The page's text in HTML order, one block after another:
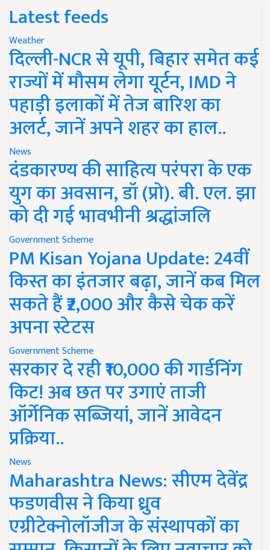
Latest feeds
Weather
दिल्ली-NCR से यूपी, बिहार समेत कई
राज्यों में मौसम लेगा यूर्टन, IMD ने
पहाड़ी इलाकों में तेज बारिश का
अलर्ट, जानें अपने शहर का हाल..
News
दंडकारण्य की साहित्य परंपरा के एक
युग का अवसान, डॉ (प्रो). बी. एल. झा
को दी गई भावभीनी श्रद्धांजलि
Government Scheme
PM Kisan Yojana Update: 24वीं
किस्त का इंतजार बढ़ा, जानें कब मिल
सकते हैं ₹2,000 और कैसे चेक करें
अपना स्टेटस
Government Scheme
सरकार दे रही ₹10,000 की गार्डनिंग
किट! अब छत पर उगाएं ताजी
ऑर्गेनिक सब्जियां, जानें आवेदन
प्रक्रिया..
News
Maharashtra News: सीएम देवेंद्र
फडणवीस ने किया ध्रुव
एग्रीटेक्नोलॉजीज के संस्थापकों का